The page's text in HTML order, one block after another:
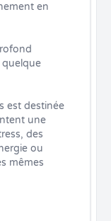
en
quelque
est destinée
une
des
ou
mêmes